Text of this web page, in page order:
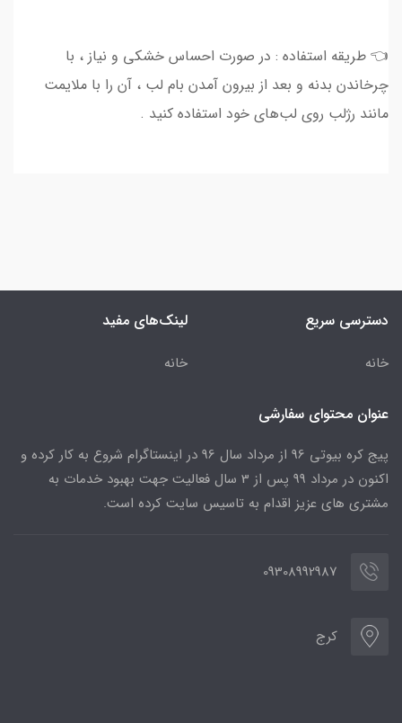
👈 طریقه استفاده : در صورت احساس خشکی و نیاز ، با
چرخاندن بدنه و بعد از بیرون آمدن بام لب ، آن را با ملایمت
مانند رژلب روی لب‌های خود استفاده کنید .
دسترسی سریع
خانه
لینک‌های مفید
خانه
عنوان محتوای سفارشی
پیج کره بیوتی 96 از مرداد سال 96 در اینستاگرام شروع به کار کرده و
اکنون در مرداد 99 پس از 3 سال فعالیت جهت بهبود خدمات به
مشتری های عزیز اقدام به تاسیس سایت کرده است.
09308992987
کرج